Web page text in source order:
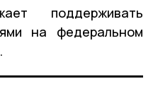
поддерживать
на федеральном